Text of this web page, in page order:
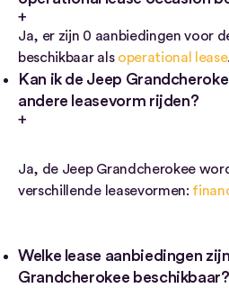
Ja, er zijn 0 aanbiedingen voor
beschikbaar als operational lease.
Kan ik de Jeep
andere leasevorm rijden?
Ja, de Jeep Grandcherokee
verschillende leasevormen:
Welke lease aanbiedingen
Grandcherokee beschikbaar?